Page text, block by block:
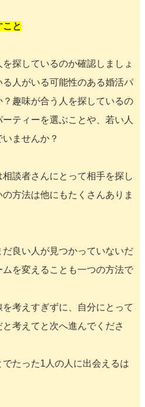
こと
探しているのか確認しましょ
人がいる可能性のある婚活パ
趣味が合う人を探しているの
ティーを選ぶことや、若い人
ませんか？
談者さんにとって相手を探し
方法は他にもたくさんありま
だ良い人が見つかっていないだ
を変えることも一つの方法で
を考えすぎずに、自分にとって
考えてと次へ進んでくださ
たった1人の人に出会えるは